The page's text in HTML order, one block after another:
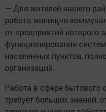
— Для жителей нашего
работа жилищно-
от предприятий которого
функционирования
населенных пунктов,
организаций.
Работа в сфере бытового
требует больших знаний,